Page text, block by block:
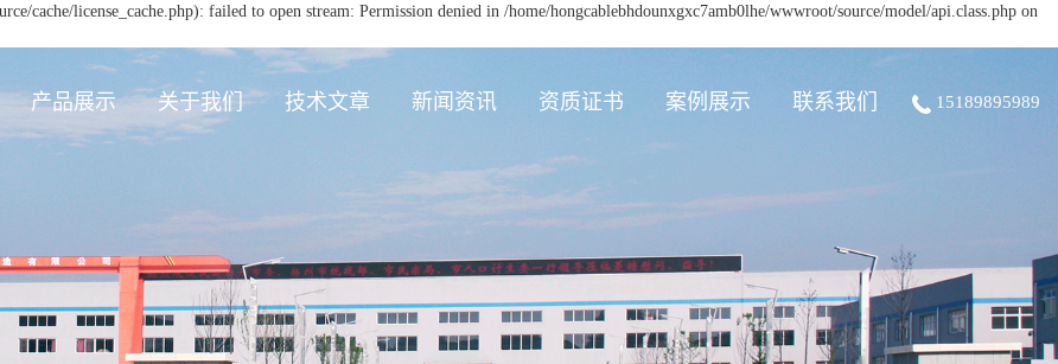
cache/license_cache.php): failed to open stream: Permission denied in /home/hongcablebhdounxgxc7amb0lhe/wwwroot/source/model/api.class.php on
产品展示 关于我们 技术文章 新闻资讯 资质证书 案例展示 联系我们 15189895989